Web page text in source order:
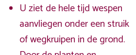
U ziet de hele tijd wespen
aanvliegen onder een struik
of wegkruipen in de grond.